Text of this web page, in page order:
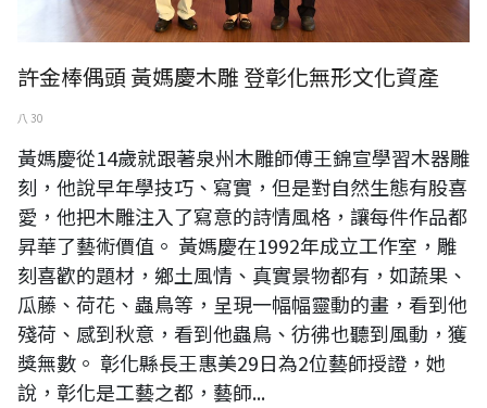
許金棒偶頭 黃媽慶木雕 登彰化無形文化資產
八 30
黃媽慶從14歲就跟著泉州木雕師傅王錦宣學習木器雕
刻，他說早年學技巧、寫實，但是對自然生態有股喜
愛，他把木雕注入了寫意的詩情風格，讓每件作品都
昇華了藝術價值。 黃媽慶在1992年成立工作室，雕
刻喜歡的題材，鄉土風情、真實景物都有，如蔬果、
瓜藤、荷花、蟲鳥等，呈現一幅幅靈動的畫，看到他
殘荷、感到秋意，看到他蟲鳥、彷彿也聽到風動，獲
獎無數。 彰化縣長王惠美29日為2位藝師授證，她
說，彰化是工藝之都，藝師...